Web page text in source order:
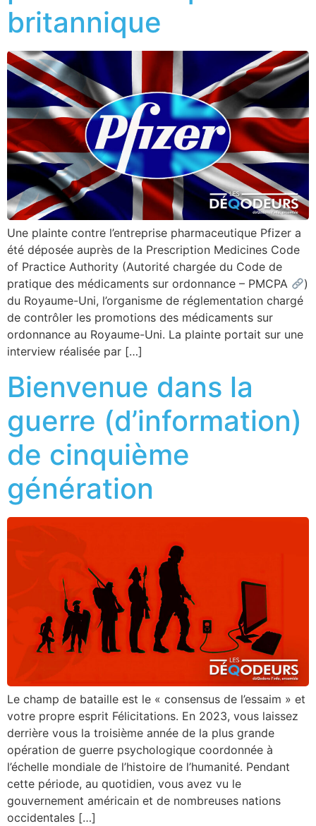
britannique
Une plainte contre l’entreprise pharmaceutique Pfizer a
été déposée auprès de la Prescription Medicines Code
of Practice Authority (Autorité chargée du Code de
pratique des médicaments sur ordonnance – PMCPA
)
du Royaume-Uni, l’organisme de réglementation chargé
de contrôler les promotions des médicaments sur
ordonnance au Royaume-Uni. La plainte portait sur une
interview réalisée par […]
Bienvenue dans la
guerre (d’information)
de cinquième
génération
Le champ de bataille est le « consensus de l’essaim » et
votre propre esprit Félicitations. En 2023, vous laissez
derrière vous la troisième année de la plus grande
opération de guerre psychologique coordonnée à
l’échelle mondiale de l’histoire de l’humanité. Pendant
cette période, au quotidien, vous avez vu le
gouvernement américain et de nombreuses nations
occidentales […]